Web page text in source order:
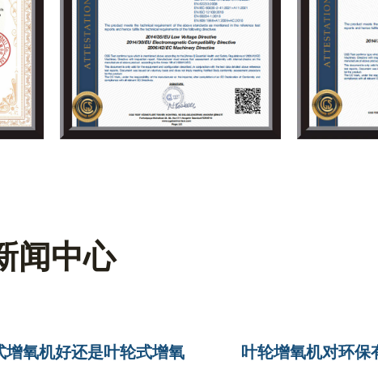
性，在住宅、农业、工业及市政等多个领域发挥着重要
复杂的水提升需求，同时降低维护成本和能耗。无论是
案。
闻中心
增氧机好还是叶轮式增氧
叶轮增氧机对环保